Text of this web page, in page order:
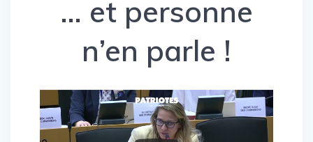
… et personne
n’en parle !